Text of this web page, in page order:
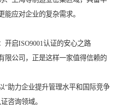
能应对企业的复杂需求。
开启ISO9001认证的安心之路
限公司，正是这样一家值得信赖的
“助力企业提升管理水平和国际竞争
咨询领域。